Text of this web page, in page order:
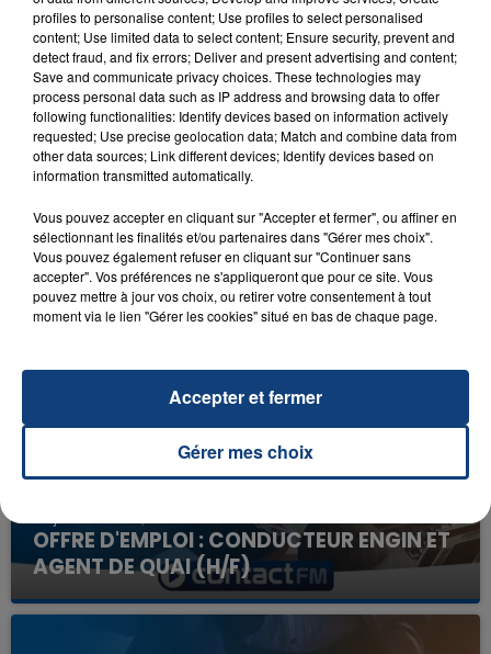
TECHNICIEN POSEUR (H/F)
22 juin 2021
OFFRE D'EMPLOI : CONDUCTEUR DE LIGNE
(H/F)
22 juin 2021
OFFRE D'EMPLOI : CONDUCTEUR ENGIN ET
AGENT DE QUAI (H/F)
profiles to personalise content; Use profiles to select personalised
content; Use limited data to select content; Ensure security, prevent and
detect fraud, and fix errors; Deliver and present advertising and content;
Save and communicate privacy choices. These technologies may
process personal data such as IP address and browsing data to offer
following functionalities: Identify devices based on information actively
requested; Use precise geolocation data; Match and combine data from
other data sources; Link different devices; Identify devices based on
information transmitted automatically.
Vous pouvez accepter en cliquant sur "Accepter et fermer", ou affiner en
sélectionnant les finalités et/ou partenaires dans "Gérer mes choix".
Vous pouvez également refuser en cliquant sur "Continuer sans
accepter". Vos préférences ne s'appliqueront que pour ce site. Vous
pouvez mettre à jour vos choix, ou retirer votre consentement à tout
moment via le lien "Gérer les cookies" situé en bas de chaque page.
Gérer mes choix
Accepter et fermer